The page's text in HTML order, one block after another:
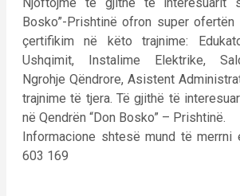
Bosko”-Prishtinë ofron super ofertën
çertifikim në këto trajnime:
Ushqimit, Instalime Elektrike,
Ngrohje Qëndrore, Asistent
trajnime të tjera. Të gjithë të
në Qendrën “Don Bosko” – Prishtinë.
Informacione shtesë mund të merrni
603 169